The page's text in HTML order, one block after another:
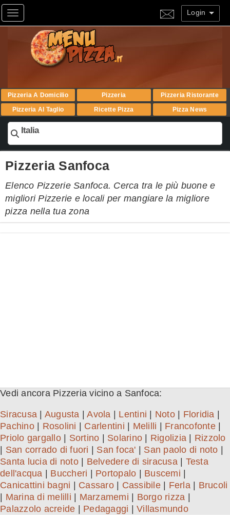
Toggle navigation Login
Pizzeria A Domicilio Pizzeria
Pizzeria Ristorante
Pizzeria Al Taglio
Ricette Pizza Pizza News
Italia
Pizzeria Sanfoca
Elenco Pizzerie Sanfoca. Cerca tra le più buone e
migliori Pizzerie e locali per mangiare la migliore
pizza nella tua zona
Vedi ancora Pizzeria vicino a Sanfoca:
Siracusa Augusta |Avola Lentini Noto| Floridia
Pachino| Rosolini Carlentini Melilli Francofonte|
Priolo gargallo| Sortino Solarino Rigolizia
Rizzolo
San corrado di fuori San foca' San paolo di noto
Santa lucia di noto| Belvedere di siracusa| Testa
dell'acqua
Buccheri Portopalo Buscemi
Canicattini bagni
Cassaro| Cassibile| Ferla| Brucoli
Marina di melilli Marzamemi Borgo rizza
Palazzolo acreide
Pedagaggi Villasmundo